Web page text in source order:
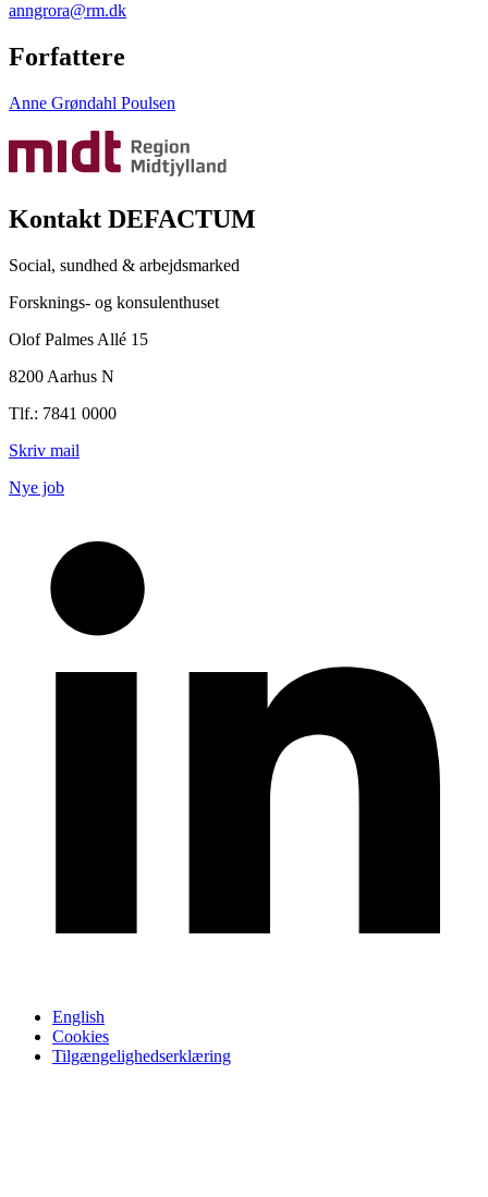
anngrora@rm.dk
Forfattere
Anne Grøndahl Poulsen
Kontakt DEFACTUM
Social, sundhed & arbejdsmarked
Forsknings- og konsulenthuset
Olof Palmes Allé 15
8200 Aarhus N
Tlf.: 7841 0000
Skriv mail
Nye job
English
Cookies
Tilgængelighedserklæring